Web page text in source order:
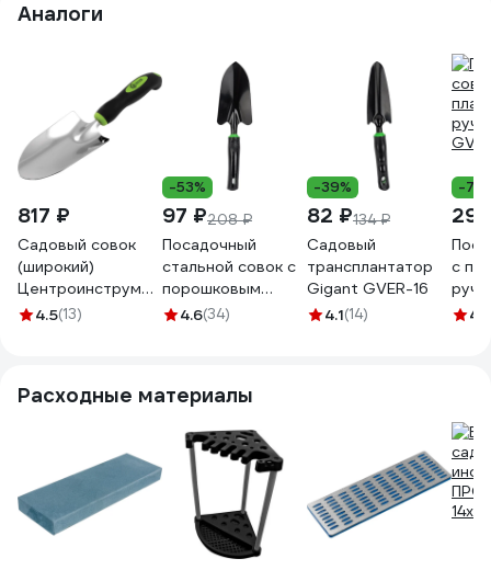
Аналоги
817 ₽
Садовый совок
(широкий)
Центроинструмент
0456-1
4.5(13)
-53%
97 ₽208 ₽
Посадочный
стальной совок с
порошковым
покрытием и
4.6(34)
-39%
82 ₽134 ₽
Садовый
трансплантатор
Gigant GVER-16
4.1(14)
-
29
с
4.4
Расходные материалы